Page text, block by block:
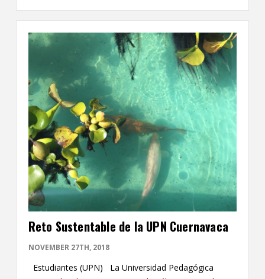
Reto Sustentable de la UPN Cuernavaca
NOVEMBER 27TH, 2018
Estudiantes (UPN) La Universidad Pedagógica